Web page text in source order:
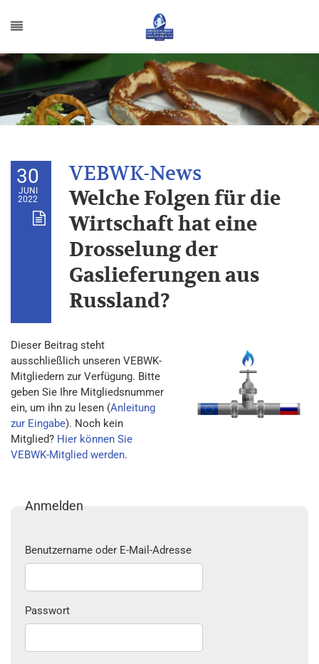
30
JUNI
2022
Welche Folgen für die
Wirtschaft hat eine
Drosselung der
Gaslieferungen aus
Russland?
Dieser Beitrag steht
ausschließlich unseren VEBWK-
Mitgliedern zur Verfügung. Bitte
geben Sie Ihre Mitgliedsnummer
ein, um ihn zu lesen (Anleitung
zur Eingabe). Noch kein
Mitglied? Hier können Sie
VEBWK-Mitglied werden.
Anmelden
Benutzername oder E-Mail-Adresse
Passwort